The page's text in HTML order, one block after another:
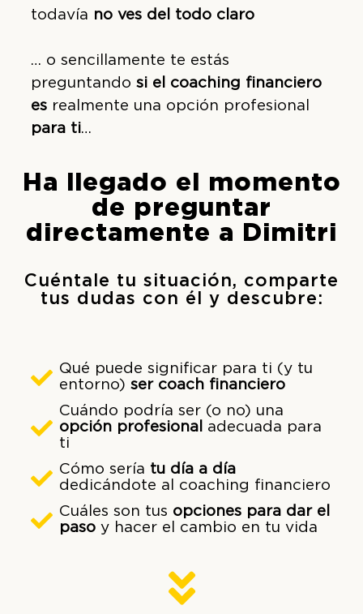
todavía no ves del todo claro
… o sencillamente te estás
preguntando si el coaching financiero
es realmente una opción profesional
para ti…
Ha llegado el momento
de preguntar
directamente a Dimitri
Cuéntale tu situación, comparte
tus dudas con él y descubre:
Qué puede significar para ti (y tu
entorno) ser coach financiero
Cuándo podría ser (o no) una
opción profesional
adecuada para
ti
Cómo sería tu día a día
dedicándote al coaching financiero
Cuáles son tus opciones para dar el
pasoy hacer el cambio en tu vida